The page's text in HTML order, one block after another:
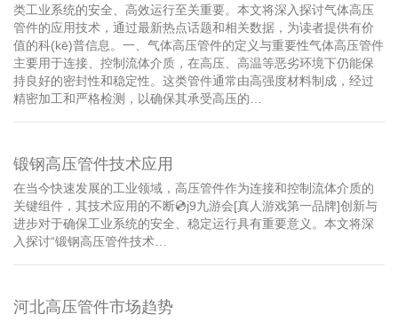
类工业系统的安全、高效运行至关重要。本文将深入探讨气体高压
管件的应用技术，通过最新热点话题和相关数据，为读者提供有价
值的科(kē)普信息。一、气体高压管件的定义与重要性气体高压管件
主要用于连接、控制流体介质，在高压、高温等恶劣环境下仍能保
持良好的密封性和稳定性。这类管件通常由高强度材料制成，经过
精密加工和严格检测，以确保其承受高压的…
锻钢高压管件技术应用
在当今快速发展的工业领域，高压管件作为连接和控制流体介质的
关键组件，其技术应用的不断💿j9九游会[真人游戏第一品牌]创新与
进步对于确保工业系统的安全、稳定运行具有重要意义。本文将深
入探讨“锻钢高压管件技术…
河北高压管件市场趋势